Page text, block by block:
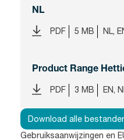
NL
PDF 5 MB NL,
Product Range
PDF 3 MB EN,
Download alle
Gebruiksaanwijzingen en